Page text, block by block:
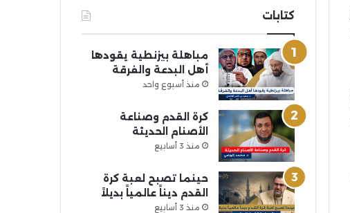
كتابات
مباهلة بيزنطية يقودها
أهل البدعة والفرقة
منذ أسبوع واحد
كرة القدم وصناعة
الأصنام الحديثة
منذ 3 أسابيع
حينما تصبح لعبة كرة
القدم ديناً عالمياً بديلاً
منذ 3 أسابيع